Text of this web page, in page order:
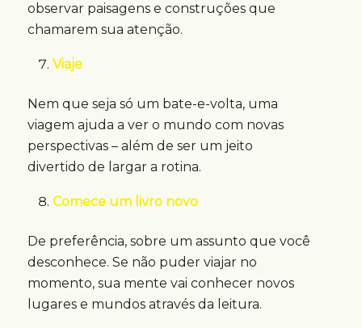
observar paisagens e construções que
chamarem sua atenção.
Viaje
Nem que seja só um bate-e-volta, uma
viagem ajuda a ver o mundo com novas
perspectivas – além de ser um jeito
divertido de largar a rotina.
Comece um livro novo
De preferência, sobre um assunto que você
desconhece. Se não puder viajar no
momento, sua mente vai conhecer novos
lugares e mundos através da leitura.